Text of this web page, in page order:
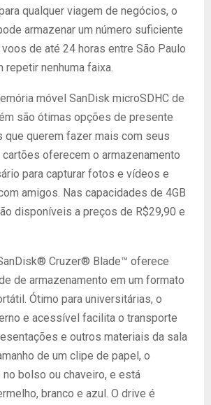
qualquer viagem de negócios, o
armazenar um número suficiente
de até 24 horas entre São Paulo
repetir nenhuma faixa.
móvel SanDisk microSDHC de
são ótimas opções de presente
que querem fazer mais com seus
oferecem o armazenamento
para capturar fotos e vídeos e
amigos. Nas capacidades de 4GB
disponíveis a preços de R$29,90 e
Cruzer® Blade™ oferece
de armazenamento em um formato
Ótimo para universitárias, o
e acessível facilita o transporte
e outros materiais da sala
de um clipe de papel, o
bolso ou chaveiro, e está
branco e azul. O drive é